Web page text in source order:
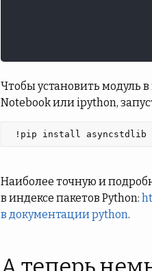
Чтобы установить модуль
Notebook или ipython,
!pip install asyncstdlib
Наиболее точную и
в индексе пакетов Python:
в документации python.